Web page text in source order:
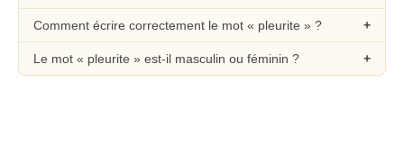
Comment écrire correctement le mot « pleurite » ?
Le mot « pleurite » est-il masculin ou féminin ?